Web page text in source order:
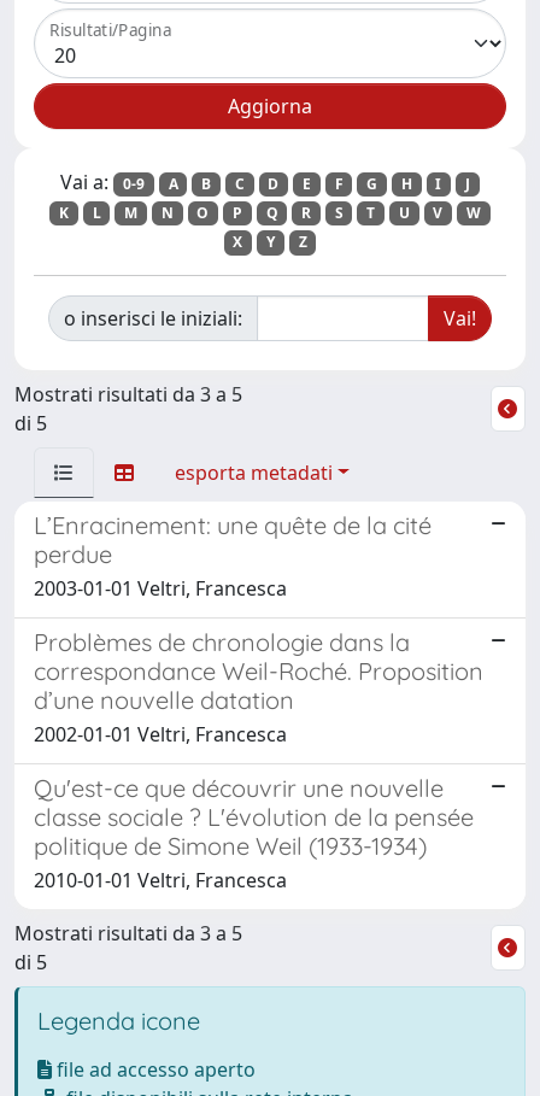
Risultati/Pagina
Vai a: 0-9 A B C D E F G H I
J
K
L M N O P Q R S T U V
W
X
Y Z
o inserisci le iniziali:
Mostrati risultati da 3 a 5
di 5
esporta metadati
L’Enracinement: une quête de la cité
perdue
2003-01-01 Veltri, Francesca
Problèmes de chronologie dans la
correspondance Weil-Roché. Proposition
d’une nouvelle datation
2002-01-01 Veltri, Francesca
Qu'est-ce que découvrir une nouvelle
classe sociale ? L'évolution de la pensée
politique de Simone Weil (1933-1934)
2010-01-01 Veltri, Francesca
Mostrati risultati da 3 a 5
di 5
Legenda icone
file ad accesso aperto